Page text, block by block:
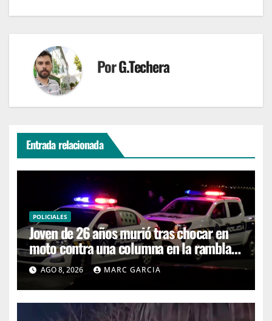
PorG.Techera
Entrada relacionada
POLICIALES
Joven de 26 años murió tras chocar en
moto contra una columna en la rambla
Mansa
AGO 8, 2026 MARC GARCIA